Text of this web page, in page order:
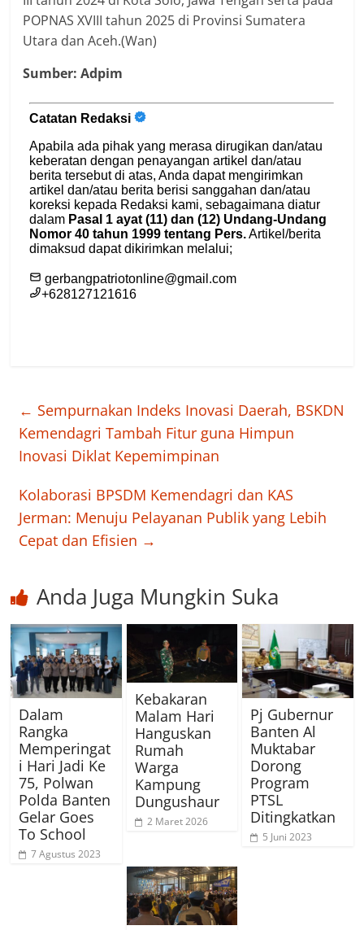
POPNAS XVIII tahun 2025 di Provinsi Sumatera
Utara dan Aceh.(Wan)
Sumber: Adpim
← Sempurnakan Indeks Inovasi Daerah, BSKDN
Kemendagri Tambah Fitur guna Himpun
Inovasi Diklat Kepemimpinan
Kolaborasi BPSDM Kemendagri dan KAS
Jerman: Menuju Pelayanan Publik yang Lebih
Cepat dan Efisien →
Anda Juga Mungkin Suka
Dalam
Rangka
Memperingat
i Hari Jadi Ke
75, Polwan
Polda Banten
Gelar Goes
To School
7 Agustus 2023
Kebakaran
Malam Hari
Hanguskan
Rumah
Warga
Kampung
Dungushaur
2 Maret 2026
Pj Gubernur
Banten Al
Muktabar
Dorong
Program
PTSL
Ditingkatkan
5 Juni 2023